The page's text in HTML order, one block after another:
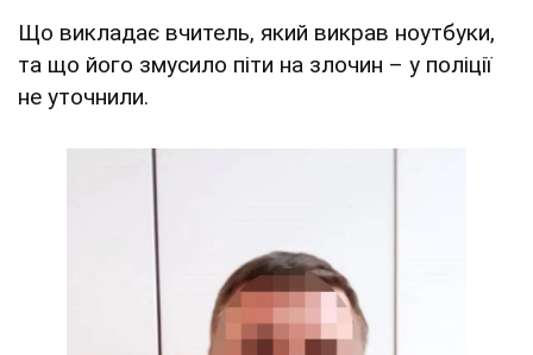
Що викладає вчитель, який викрав ноутбуки,
та що його змусило піти на злочин – у поліції
не уточнили.